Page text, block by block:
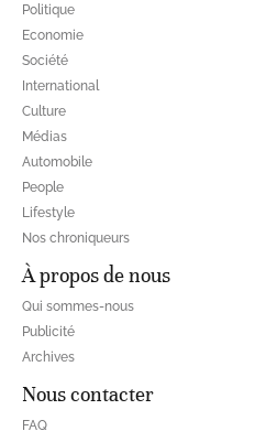
Politique
Economie
Société
International
Culture
Médias
Automobile
People
Lifestyle
Nos chroniqueurs
À propos de nous
Qui sommes-nous
Publicité
Archives
Nous contacter
FAQ